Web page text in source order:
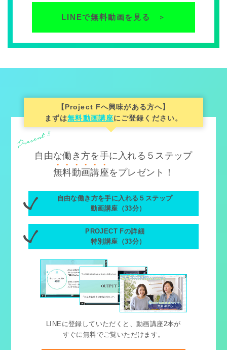
LINEで無料動画を見る ＞
【Project Fへ興味がある方へ】
まずは無料動画講座にご登録ください。
自由な働き方を手に入れる５ステップ
無料動画講座をプレゼント！
自由な働き方を手に入れる５ステップ
動画講座（33分）
PROJECT Fの詳細
特別講座（33分）
LINEに登録していただくと、動画講座2本が
すぐに無料でご覧いただけます。